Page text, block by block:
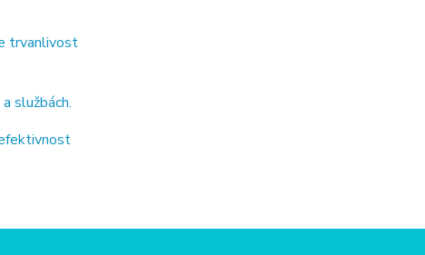
trvanlivost
službách.